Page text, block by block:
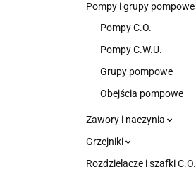
Pompy i grupy pompowe
Pompy C.O.
Pompy C.W.U.
Grupy pompowe
Obejścia pompowe
Zawory i naczynia
Grzejniki
Rozdzielacze i szafki C.O.